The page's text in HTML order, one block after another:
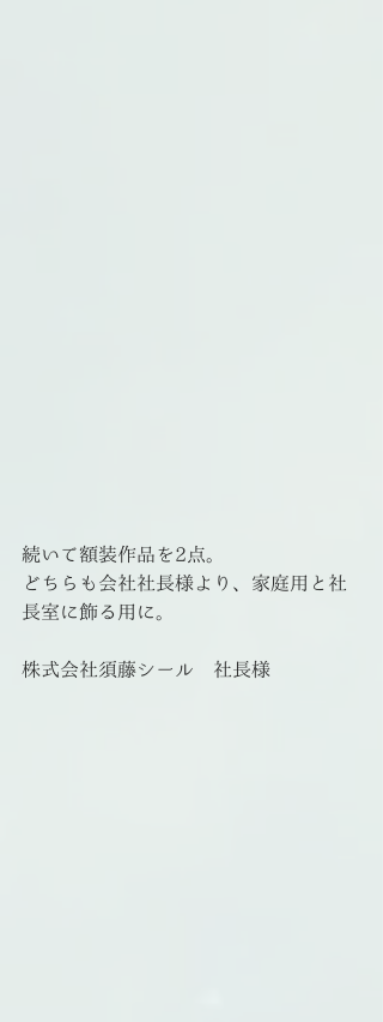
続いて額装作品を2点。
どちらも会社社長様より、家庭用と社
長室に飾る用に。
株式会社須藤シール　社長様